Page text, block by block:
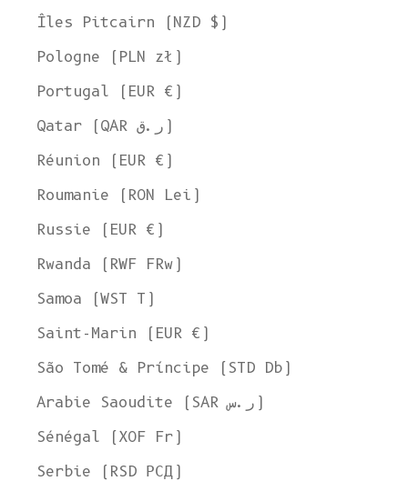
Îles Pitcairn (NZD $)
Pologne (PLN zł)
Portugal (EUR €)
Qatar (QAR ر.ق)
Réunion (EUR €)
Roumanie (RON Lei)
Russie (EUR €)
Rwanda (RWF FRw)
Samoa (WST T)
Saint-Marin (EUR €)
São Tomé & Príncipe (STD Db)
Arabie Saoudite (SAR ر.س)
Sénégal (XOF Fr)
Serbie (RSD РСД)